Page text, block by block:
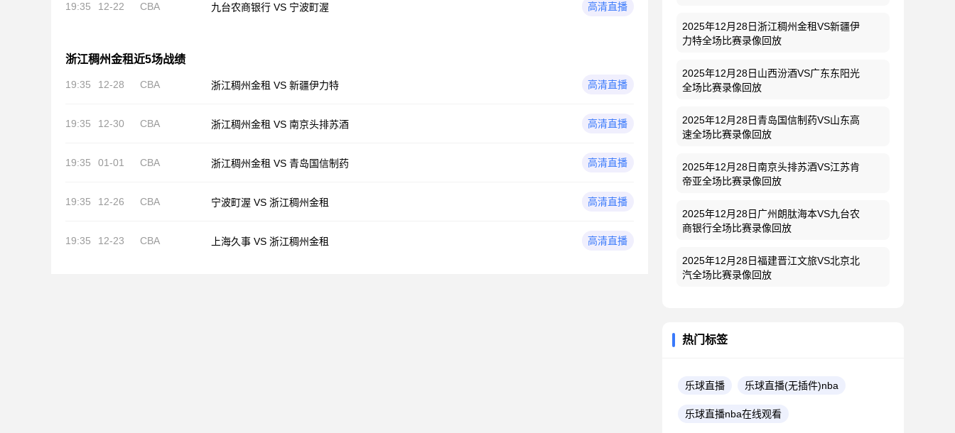
19:35 12-22 CBA 九台农商银行 VS 宁波町渥 高清直播
浙江稠州金租近5场战绩
19:35 12-28 CBA 浙江稠州金租 VS 新疆伊力特 高清直播
19:35 12-30 CBA 浙江稠州金租 VS 南京头排苏酒 高清直播
19:35 01-01 CBA 浙江稠州金租 VS 青岛国信制药 高清直播
19:35 12-26 CBA 宁波町渥 VS 浙江稠州金租 高清直播
19:35 12-23 CBA 上海久事 VS 浙江稠州金租 高清直播
2025年12月28日浙江稠州金租VS新疆伊
力特全场比赛录像回放
2025年12月28日山西汾酒VS广东东阳光
全场比赛录像回放
2025年12月28日青岛国信制药VS山东高
速全场比赛录像回放
2025年12月28日南京头排苏酒VS江苏肯
帝亚全场比赛录像回放
2025年12月28日广州朗肽海本VS九台农
商银行全场比赛录像回放
2025年12月28日福建晋江文旅VS北京北
汽全场比赛录像回放
热门标签
乐球直播 乐球直播(无插件)nba
乐球直播nba在线观看